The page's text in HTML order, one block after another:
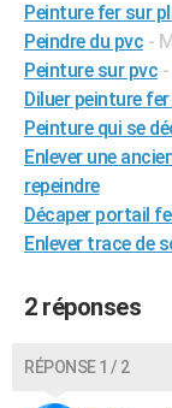
Alimentation
Guide de la santé
Maladies
Médicaments
Sommeil
VOYAGE
Destinations
City break
Voyage nature
Voyage de noces
Forum
Climat
+PHOTO
GUIDES D'ACHAT
BONS PLANS
CARTE DE VOEUX
Dictionnaire
Biographies
Citations
Expressions
Proverbes
PROGRAMME TV
COPAINS D'AVANT
Peinture fer sur
Peindre du pvc -
Peinture sur pvc
Diluer peinture
Peinture qui se
Enlever une
repeindre
Décaper portail
Enlever trace de
2 réponses
RÉPONSE 1 / 2